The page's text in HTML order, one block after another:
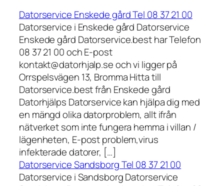
Datorservice Enskede gård Tel 08 37 21 00
Datorservice i Enskede gård Datorservice
Enskede gård Datorservice.best har Telefon
08 37 21 00 och E-post
kontakt@datorhjalp.se och vi ligger på
Orrspelsvägen 13, Bromma Hitta till
Datorservice.best från Enskede gård
Datorhjälps Datorservice kan hjälpa dig med
en mängd olika datorproblem, allt ifrån
nätverket som inte fungera hemma i villan /
lägenheten, E-post problem,virus
infekterade datorer, […]
Datorservice Sandsborg Tel 08 37 21 00
Datorservice i Sandsborg Datorservice